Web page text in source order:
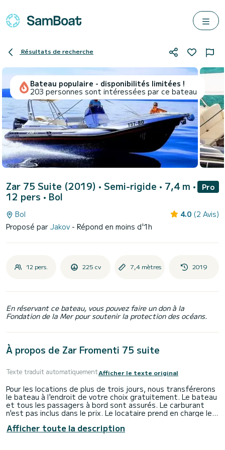
Résultats de recherche
Bateau populaire - disponibilités limitées !
203 personnes sont intéressées par ce bateau
Zar 75 Suite (2019) • Semi-rigide • 7,4 m •
12 pers • Bol
Pro
Bol 4.0 (2 Avis)
Proposé par Jakov - Répond en moins d'1h
12 pers. 225 cv 7,4 mètres 2019
En réservant ce bateau, vous pouvez faire un don à la
Fondation de la Mer pour soutenir la protection des océans.
À propos de Zar Fromenti 75 suite
Texte traduit automatiquementAfficher le texte original
Pour les locations de plus de trois jours, nous transférerons
le bateau à l'endroit de votre choix gratuitement. Le bateau
et tous les passagers à bord sont assurés. Le carburant
n'est pas inclus dans le prix. Le locataire prend en charge le
Alternativement, le locataire peut payer des frais
supplémentaires pour le carburant utilisé à la fin de la
Afficher toute la description